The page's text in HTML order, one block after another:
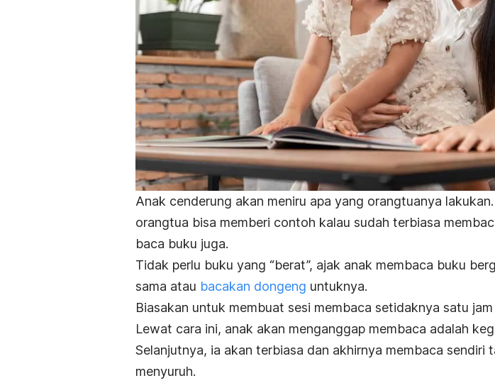
Anak cenderung akan meniru apa yang orangtuanya
orangtua bisa memberi contoh kalau sudah terbiasa
baca buku juga.
Tidak perlu buku yang “berat”, ajak anak membaca buku
sama atau bacakan dongeng untuknya.
Biasakan untuk membuat sesi membaca setidaknya satu
Lewat cara ini, anak akan menganggap membaca adalah
Selanjutnya, ia akan terbiasa dan akhirnya membaca sendiri
menyuruh.